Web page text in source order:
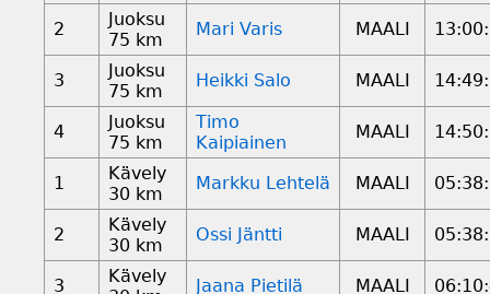
2
Juoksu
75 km
Mari Varis MAALI
3
Juoksu
75 km
Heikki Salo MAALI
4
Juoksu
75 km
Timo
Kaipiainen
MAALI
1
Kävely
30 km
Markku Lehtelä MAALI
2
Kävely
30 km
Ossi Jäntti MAALI
3
Kävely
Jaana Pietilä MAALI